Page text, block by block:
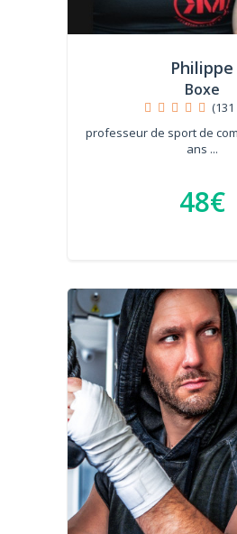
Philippe
Boxe
professeur de sport de
ans ...
48€